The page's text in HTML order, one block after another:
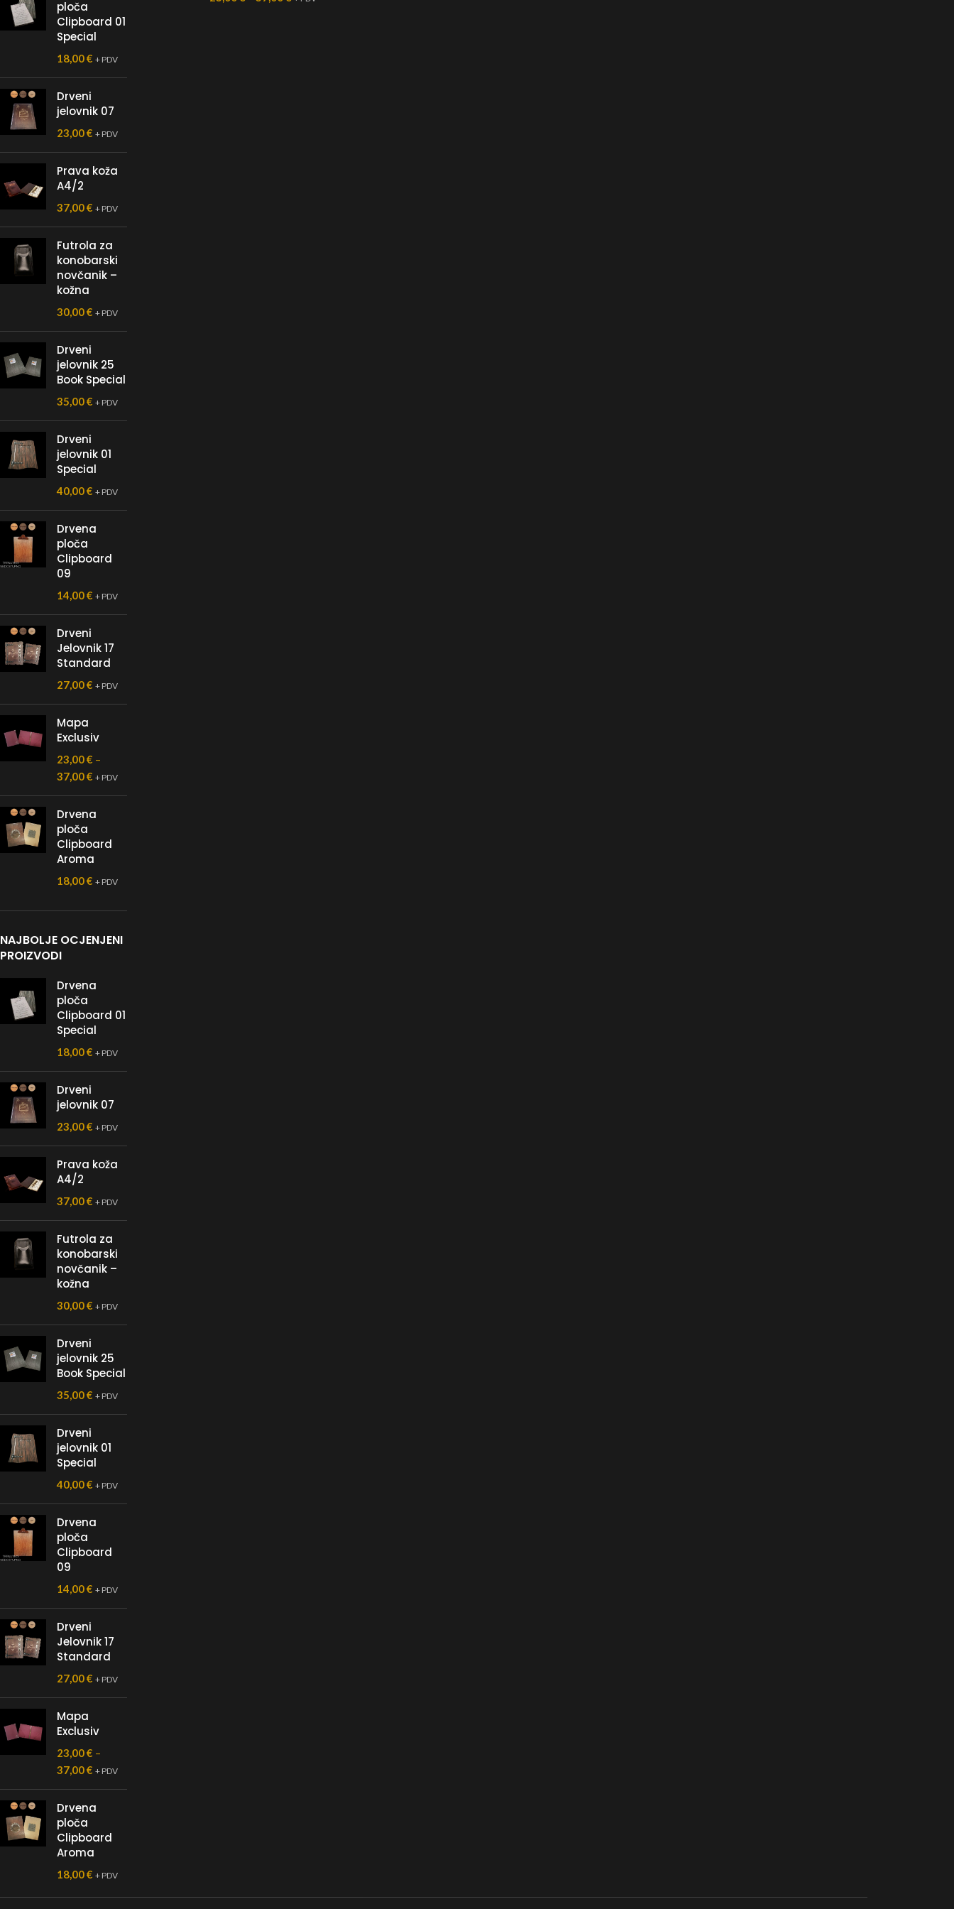
ploča
Clipboard 01
Special
18,00€ + PDV
Drveni
jelovnik 07
23,00€ + PDV
Prava koža
A4/2
37,00€ + PDV
Futrola za
konobarski
novčanik –
kožna
30,00€ + PDV
Drveni
jelovnik 25
Book Special
35,00€ + PDV
Drveni
jelovnik 01
Special
40,00€ + PDV
Drvena
ploča
Clipboard
09
14,00€ + PDV
Drveni
Jelovnik 17
Standard
27,00€ + PDV
Mapa
Exclusiv
23,00€ –
37,00€ + PDV
Drvena
ploča
Clipboard
Aroma
18,00€ + PDV
NAJBOLJE OCJENJENI
PROIZVODI
Drvena
ploča
Clipboard 01
Special
18,00€ + PDV
Drveni
jelovnik 07
23,00€ + PDV
Prava koža
A4/2
37,00€ + PDV
Futrola za
konobarski
novčanik –
kožna
30,00€ + PDV
Drveni
jelovnik 25
Book Special
35,00€ + PDV
Drveni
jelovnik 01
Special
40,00€ + PDV
Drvena
ploča
Clipboard
09
14,00€ + PDV
Drveni
Jelovnik 17
Standard
27,00€ + PDV
Mapa
Exclusiv
23,00€ –
37,00€ + PDV
Drvena
ploča
Clipboard
Aroma
18,00€ + PDV